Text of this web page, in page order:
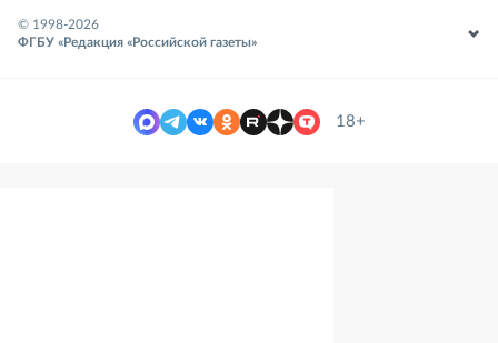
© 1998-2026
ФГБУ «Редакция «Российской газеты»
18+